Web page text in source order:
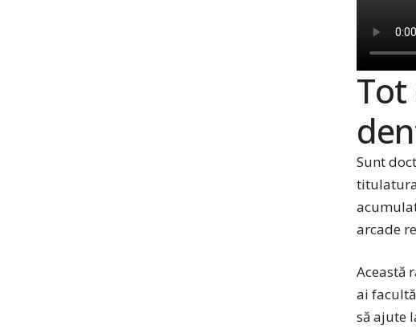
Tot
Sunt
arcade
Această
ai
să ajute